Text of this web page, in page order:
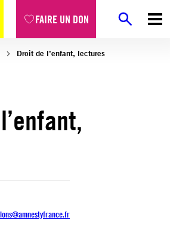
FAIRE UN DON
Droit de l’enfant, lectures